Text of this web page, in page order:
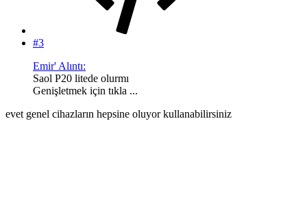
#3
Emir' Alıntı:
Saol P20 litede olurmı
Genişletmek için tıkla ...
evet genel cihazların hepsine oluyor kullanabilirsiniz